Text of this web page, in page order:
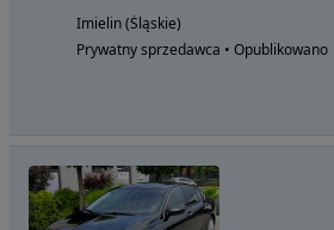
Imielin (Śląskie)
Prywatny sprzedawca • Opublikowano